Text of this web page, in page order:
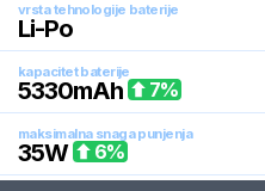
vrsta tehnologije baterije
Li-Po
kapacitet baterije
5330mAh 7%
maksimalna snaga punjenja
35W 6%